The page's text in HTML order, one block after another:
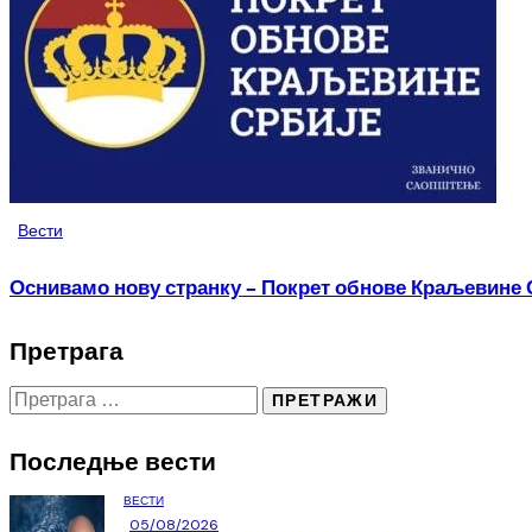
Вести
Оснивамо нову странку – Покрет обнове Краљевине
Претрага
Последње вести
ВЕСТИ
05/08/2026